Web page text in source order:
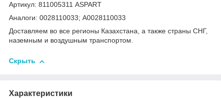
Артикул: 811005311 ASPART
Аналоги: 0028110033; A0028110033
Доставляем во все регионы Казахстана, а также страны СНГ,
наземным и воздушным транспортом.
Скрыть
Характеристики